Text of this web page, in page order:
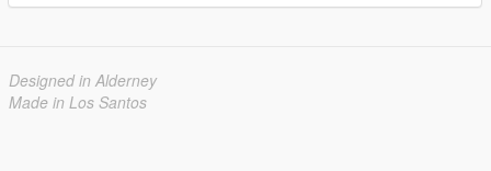
Designed in Alderney
Made in Los Santos